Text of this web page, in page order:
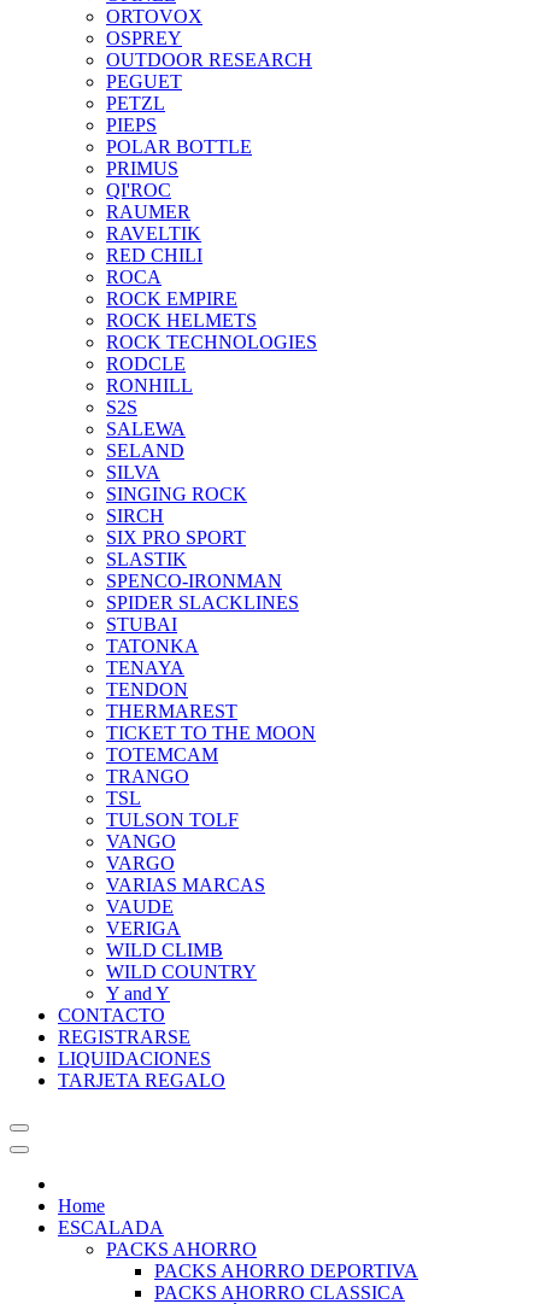
ORTOVOX
OSPREY
OUTDOOR RESEARCH
PEGUET
PETZL
PIEPS
POLAR BOTTLE
PRIMUS
QI'ROC
RAUMER
RAVELTIK
RED CHILI
ROCA
ROCK EMPIRE
ROCK HELMETS
ROCK TECHNOLOGIES
RODCLE
RONHILL
S2S
SALEWA
SELAND
SILVA
SINGING ROCK
SIRCH
SIX PRO SPORT
SLASTIK
SPENCO-IRONMAN
SPIDER SLACKLINES
STUBAI
TATONKA
TENAYA
TENDON
THERMAREST
TICKET TO THE MOON
TOTEMCAM
TRANGO
TSL
TULSON TOLF
VANGO
VARGO
VARIAS MARCAS
VAUDE
VERIGA
WILD CLIMB
WILD COUNTRY
Y and Y
CONTACTO
REGISTRARSE
LIQUIDACIONES
TARJETA REGALO
Home
ESCALADA
PACKS AHORRO
PACKS AHORRO DEPORTIVA
PACKS AHORRO CLASSICA